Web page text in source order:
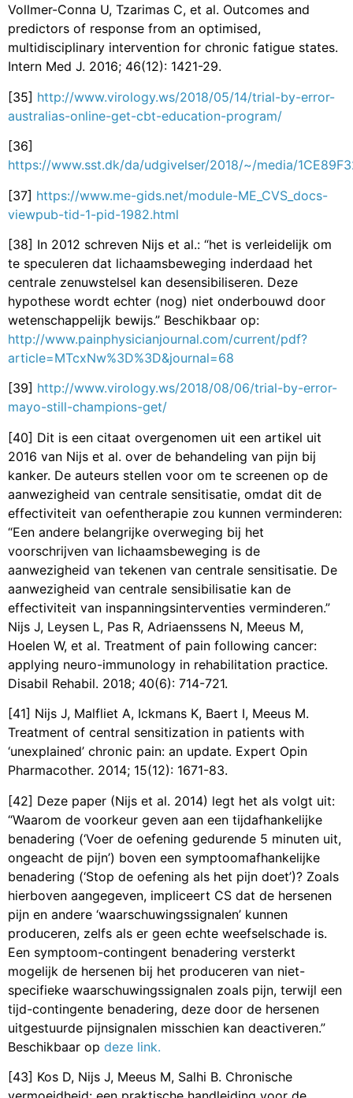
Vollmer-Conna U, Tzarimas C, et al. Outcomes and
predictors of response from an optimised,
multidisciplinary intervention for chronic fatigue states.
Intern Med J. 2016; 46(12): 1421-29.
[35] http://www.virology.ws/2018/05/14/trial-by-error-
australias-online-get-cbt-education-program/
[36]
https://www.sst.dk/da/udgivelser/2018/~/media/
[37] https://www.me-gids.net/module-ME_CVS_docs-
viewpub-tid-1-pid-1982.html
[38] In 2012 schreven Nijs et al.: “het is verleidelijk om
te speculeren dat lichaamsbeweging inderdaad het
centrale zenuwstelsel kan desensibiliseren. Deze
hypothese wordt echter (nog) niet onderbouwd door
wetenschappelijk bewijs.” Beschikbaar op:
http://www.painphysicianjournal.com/current/pdf?
article=MTcxNw%3D%3D&journal=68
[39] http://www.virology.ws/2018/08/06/trial-by-error-
mayo-still-champions-get/
[40] Dit is een citaat overgenomen uit een artikel uit
2016 van Nijs et al. over de behandeling van pijn bij
kanker. De auteurs stellen voor om te screenen op de
aanwezigheid van centrale sensitisatie, omdat dit de
effectiviteit van oefentherapie zou kunnen verminderen:
“Een andere belangrijke overweging bij het
voorschrijven van lichaamsbeweging is de
aanwezigheid van tekenen van centrale sensitisatie. De
aanwezigheid van centrale sensibilisatie kan de
effectiviteit van inspanningsinterventies verminderen.”
Nijs J, Leysen L, Pas R, Adriaenssens N, Meeus M,
Hoelen W, et al. Treatment of pain following cancer:
applying neuro-immunology in rehabilitation practice.
Disabil Rehabil. 2018; 40(6): 714-721.
[41] Nijs J, Malfliet A, Ickmans K, Baert I, Meeus M.
Treatment of central sensitization in patients with
‘unexplained’ chronic pain: an update. Expert Opin
Pharmacother. 2014; 15(12): 1671-83.
[42] Deze paper (Nijs et al. 2014) legt het als volgt uit:
“Waarom de voorkeur geven aan een tijdafhankelijke
benadering (‘Voer de oefening gedurende 5 minuten uit,
ongeacht de pijn’) boven een symptoomafhankelijke
benadering (‘Stop de oefening als het pijn doet’)? Zoals
hierboven aangegeven, impliceert CS dat de hersenen
pijn en andere ‘waarschuwingssignalen’ kunnen
produceren, zelfs als er geen echte weefselschade is.
Een symptoom-contingent benadering versterkt
mogelijk de hersenen bij het produceren van niet-
specifieke waarschuwingssignalen zoals pijn, terwijl een
tijd-contingente benadering, deze door de hersenen
uitgestuurde pijnsignalen misschien kan deactiveren.”
Beschikbaar op deze link.
[43] Kos D, Nijs J, Meeus M, Salhi B. Chronische